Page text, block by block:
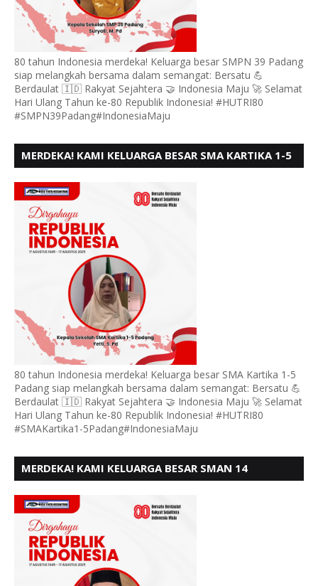
80 tahun Indonesia merdeka! Keluarga besar SMPN 39 Padang
siap melangkah bersama dalam semangat: Bersatu 💪
Berdaulat 🇮🇩 Rakyat Sejahtera 🤝 Indonesia Maju 🚀 Selamat
Hari Ulang Tahun ke-80 Republik Indonesia! #HUTRI80
#SMPN39Padang#IndonesiaMaju
MERDEKA! KAMI KELUARGA BESAR SMA KARTIKA 1-5
BERSATU BERD
80 tahun Indonesia merdeka! Keluarga besar SMA Kartika 1-5
Padang siap melangkah bersama dalam semangat: Bersatu 💪
Berdaulat 🇮🇩 Rakyat Sejahtera 🤝 Indonesia Maju 🚀 Selamat
Hari Ulang Tahun ke-80 Republik Indonesia! #HUTRI80
#SMAKartika1-5Padang#IndonesiaMaju
MERDEKA! KAMI KELUARGA BESAR SMAN 14